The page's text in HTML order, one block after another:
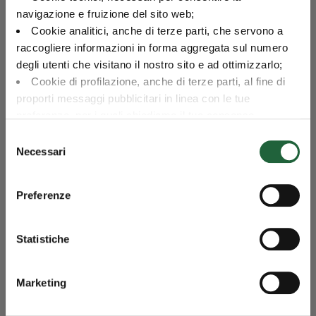
navigazione e fruizione del sito web;
Cookie analitici, anche di terze parti, che servono a
raccogliere informazioni in forma aggregata sul numero
degli utenti che visitano il nostro sito e ad ottimizzarlo;
Cookie di profilazione, anche di terze parti, al fine di
proporti messaggi pubblicitari in linea con le tue
in cui potrai modificare la tua scelta in qualsiasi momento
oppure puoi negare l'utilizzo di questi cookie cliccando su
delNecessari
Preferenze
Statistiche
Marketing
Portafoglio obbligazionario
Esposizione per paese al 31/07/2026
Categoria
Valore
Italia
Categoria
A
BB
AA